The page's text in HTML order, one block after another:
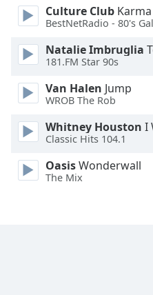
Modal
Dialog
End
dialog
Culture Club
BestNetRadio - 80's
Natalie Imbruglia
181.FM Star 90s
Van Halen Jump
WROB The Rob
Whitney Houston I
Classic Hits 104.1
OasisWonderwall
The Mix